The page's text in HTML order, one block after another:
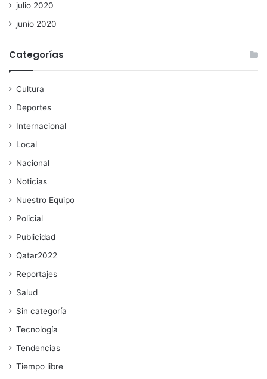
julio 2020
junio 2020
Categorías
Cultura
Deportes
Internacional
Local
Nacional
Noticias
Nuestro Equipo
Policial
Publicidad
Qatar2022
Reportajes
Salud
Sin categoría
Tecnología
Tendencias
Tiempo libre